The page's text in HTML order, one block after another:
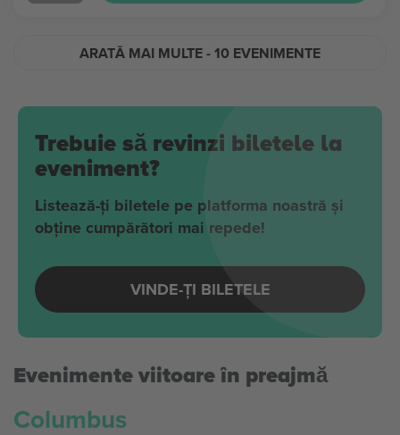
ARATĂ MAI MULTE- 10 EVENIMENTE
Trebuie să revinzi biletele la
eveniment?
Listează-ți biletele pe platforma noastră și
obține cumpărători mai repede!
VINDE-ȚI BILETELE
Evenimente viitoare în preajmă
Columbus